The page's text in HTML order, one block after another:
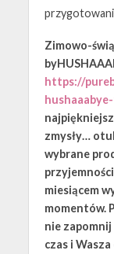
Zimowo-
https://
zmysły…
wybrane
miesiącem
momentów.
nie
czas i